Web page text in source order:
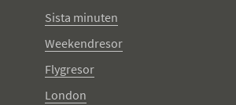
Sista minuten
Weekendresor
Flygresor
London